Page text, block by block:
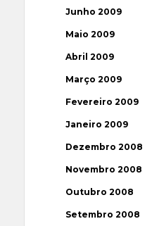
Junho 2009
Maio 2009
Abril 2009
Março 2009
Fevereiro 2009
Janeiro 2009
Dezembro 2008
Novembro 2008
Outubro 2008
Setembro 2008